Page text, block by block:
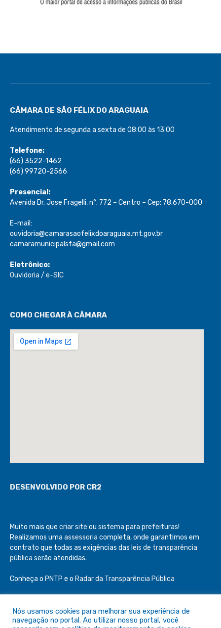
CÂMARA DE SÃO FÉLIX DO ARAGUAIA
Atendimento de segunda a sexta de 08:00 às 13:00
Telefone:
(66) 3522-1462
(66) 99720-2566
Presencial:
Avenida Dr. Jose Fragelli, n°. 772 – Centro – Cep: 78.670-000
E-mail:
ouvidoria@camarasaofelixdoaraguaia.mt.gov.br
camaramunicipalsfa@gmail.com
Eletrônico:
Ouvidoria / e-SIC
COMO CHEGAR À CÂMARA
DESENVOLVIDO POR CR2
Muito mais que criar site ou sistema para prefeituras!
Realizamos uma assessoria completa, onde garantimos em
contrato que todas as exigências das leis de transparência
pública serão atendidas.
Conheça o PNTP e o Radar da Transparência Pública
Nós usamos cookies para melhorar sua experiência de
navegação no portal. Ao utilizar nosso portal, você